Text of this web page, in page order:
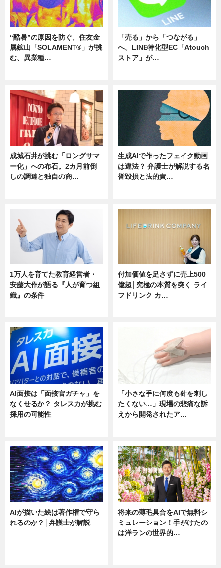
“酷暑”の原因を防ぐ。住友金
属鉱山「SOLAMENT®」が挑
む、異業種…
「売る」から「つながる」
へ。LINE特化型EC「Atouch
ストア」が…
成城石井が挑む「ロングサマ
ー化」への布石。2カ月前倒
しの調達と独自の商…
生成AIで作ったフェイク動画
は違法？ 弁護士が解説する名
誉毀損と法的責…
1万人を育てた教育経営者・
安藤大作が語る『人が育つ組
織』の条件
付加価値を足さずに売上500
億超│究極の本質を突く ライ
フドリンク カ…
AI面接は「面接官ガチャ」を
なくせるか？ タレスカが挑む
採用の可能性
「小さな手に何度も針を刺し
たくない…」現場の悲痛な訴
えから開発されたア…
AIが描いた絵は著作権で守ら
れるのか？│弁護士が解説
将来の薄毛具合をAIで無料シ
ミュレーション！手がけたの
は洋ランの世界的…